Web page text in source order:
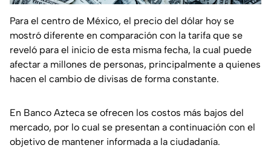
Para el centro de México, el precio del dólar hoy se
mostró diferente en comparación con la tarifa que se
reveló para el inicio de esta misma fecha, la cual puede
afectar a millones de personas, principalmente a quienes
hacen el cambio de divisas de forma constante.
En Banco Azteca se ofrecen los costos más bajos del
mercado, por lo cual se presentan a continuación con el
objetivo de mantener informada a la ciudadanía.